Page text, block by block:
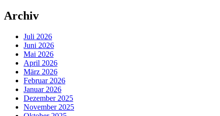
Archiv
Juli 2026
Juni 2026
Mai 2026
April 2026
März 2026
Februar 2026
Januar 2026
Dezember 2025
November 2025